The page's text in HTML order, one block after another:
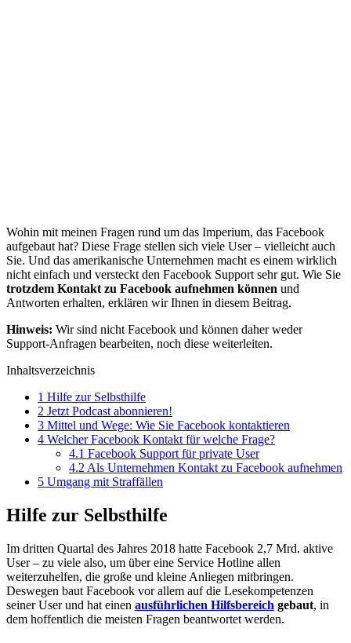
Wohin mit meinen Fragen rund um das Imperium, das Facebook
aufgebaut hat? Diese Frage stellen sich viele User – vielleicht auch
Sie. Und das amerikanische Unternehmen macht es einem wirklich
nicht einfach und versteckt den Facebook Support sehr gut. Wie Sie
trotzdem Kontakt zu Facebook aufnehmen können und
Antworten erhalten, erklären wir Ihnen in diesem Beitrag.
Hinweis: Wir sind nicht Facebook und können daher weder
Support-Anfragen bearbeiten, noch diese weiterleiten.
Inhaltsverzeichnis
1 Hilfe zur Selbsthilfe
2 Jetzt Podcast abonnieren!
3 Mittel und Wege: Wie Sie Facebook kontaktieren
4 Welcher Facebook Kontakt für welche Frage?
4.1 Facebook Support für private User
4.2 Als Unternehmen Kontakt zu Facebook aufnehmen
5 Umgang mit Straffällen
Hilfe zur Selbsthilfe
Im dritten Quartal des Jahres 2018 hatte Facebook 2,7 Mrd. aktive
User – zu viele also, um über eine Service Hotline allen
weiterzuhelfen, die große und kleine Anliegen mitbringen.
Deswegen baut Facebook vor allem auf die Lesekompetenzen
seiner User und hat einen ausführlichen Hilfsbereich gebaut, in
dem hoffentlich die meisten Fragen beantwortet werden.